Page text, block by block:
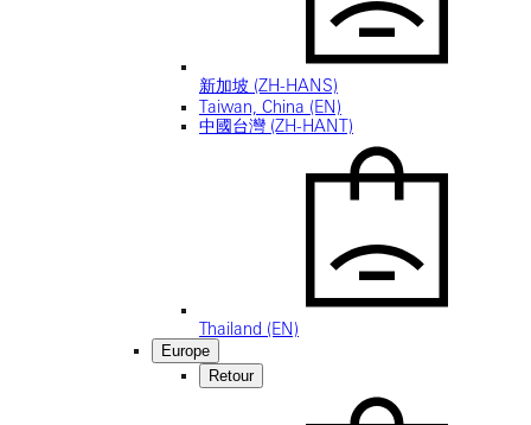
新加坡 (ZH-HANS)
Taiwan, China (EN)
中國台灣 (ZH-HANT)
Thailand (EN)
Europe
Retour